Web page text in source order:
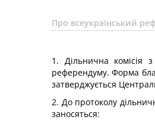
Про всеукраїнський
1. Дільнична комісія
референдуму. Форма
затверджується
2. До протоколу
заносяться: